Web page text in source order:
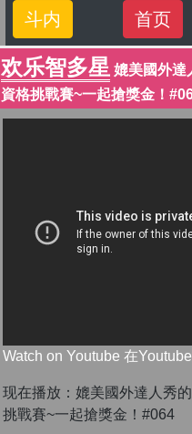
斗内 首页
欢乐智多星 媲美國外達
資格挑戰賽~一起搶獎金！
Watch on Youtube 在
现在播放：媲美國外達人秀
挑戰賽~一起搶獎金！#064